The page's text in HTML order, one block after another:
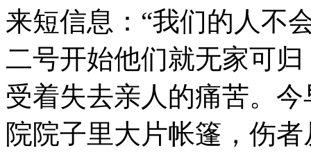
来短信息：“我们的人不
二号开始他们就无家可
受着失去亲人的痛苦。
院院子里大片帐篷，伤